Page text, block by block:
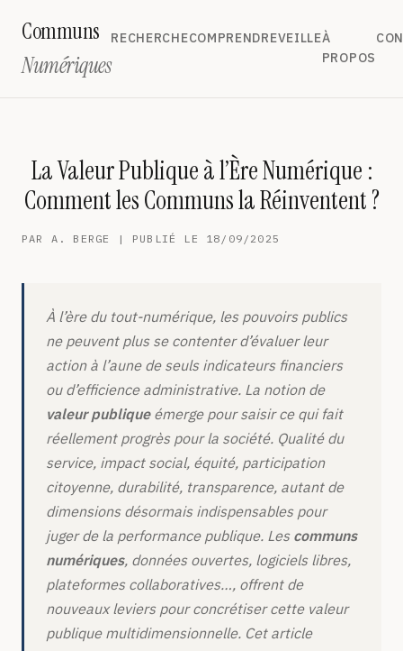
Communs
Numériques
RECHERCHECOMPRENDREVEILLEÀ
PROPOS
La Valeur Publique à l’Ère Numérique :
Comment les Communs la Réinventent ?
PAR A. BERGE | PUBLIÉ LE 18/09/2025
À l’ère du tout-numérique, les pouvoirs publics
ne peuvent plus se contenter d’évaluer leur
action à l’aune de seuls indicateurs financiers
ou d’efficience administrative. La notion de
valeur publiqueémerge pour saisir ce qui fait
réellement progrès pour la société. Qualité du
service, impact social, équité, participation
citoyenne, durabilité, transparence, autant de
dimensions désormais indispensables pour
juger de la performance publique. Les communs
numériques, données ouvertes, logiciels libres,
plateformes collaboratives…, offrent de
nouveaux leviers pour concrétiser cette valeur
publique multidimensionnelle. Cet article